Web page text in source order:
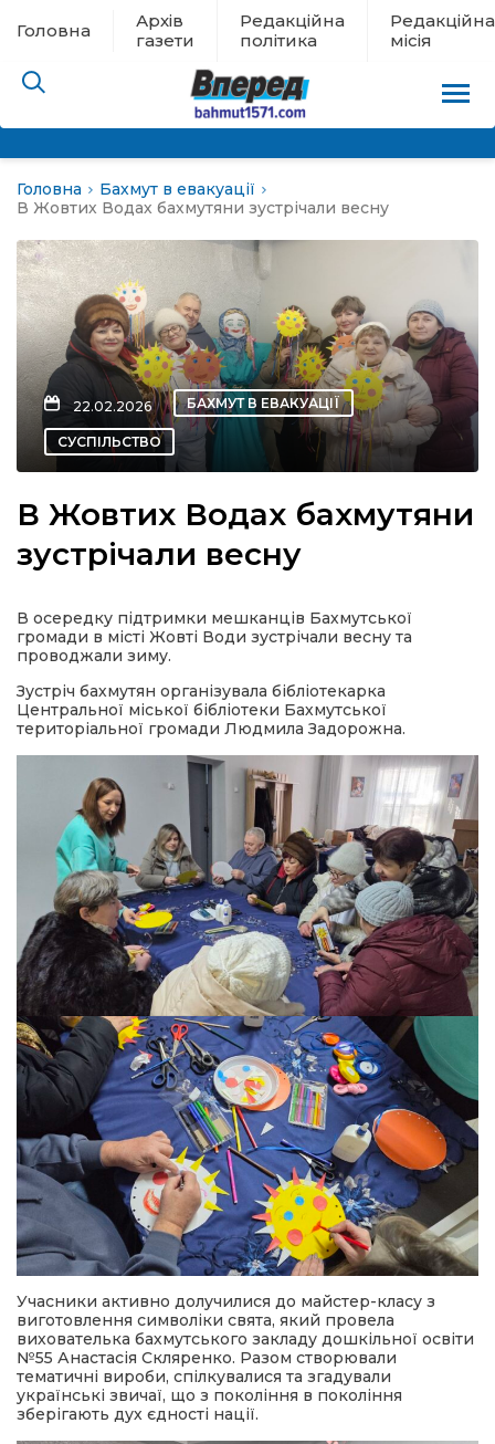
Головна
Архів
газети
Редакційна
політика
Редакційна
місія
евакуації
новини
політика
місія
Головна
Бахмут в евакуації
В Жовтих Водах бахмутяни зустрічали весну
22.02.2026 БАХМУТ В ЕВАКУАЦІЇ
СУСПІЛЬСТВО
В Жовтих Водах бахмутяни
зустрічали весну
В осередку підтримки мешканців Бахмутської
громади в місті Жовті Води зустрічали весну та
проводжали зиму.
Зустріч бахмутян організувала бібліотекарка
Центральної міської бібліотеки Бахмутської
територіальної громади Людмила Задорожна.
Учасники активно долучилися до майстер-класу з
виготовлення символіки свята, який провела
вихователька бахмутського закладу дошкільної освіти
№55 Анастасія Скляренко. Разом створювали
тематичні вироби, спілкувалися та згадували
українські звичаї, що з покоління в покоління
зберігають дух єдності нації.